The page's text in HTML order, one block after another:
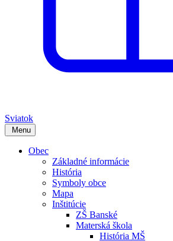
Sviatok
Menu
Obec
Základné informácie
História
Symboly obce
Mapa
Inštitúcie
ZŠ Banské
Materská škola
História MŠ